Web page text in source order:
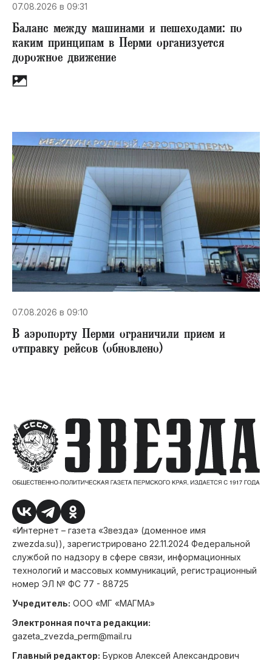
07.08.2026 в 09:31
Баланс между машинами и пешеходами: по
каким принципам в Перми организуется
дорожное движение
07.08.2026 в 09:10
В аэропорту Перми ограничили прием и
отправку рейсов (обновлено)
«Интернет – газета «Звезда» (доменное имя
zwezda.su)), зарегистрировано 22.11.2024 Федеральной
службой по надзору в сфере связи, информационных
технологий и массовых коммуникаций, регистрационный
номер ЭЛ № ФС 77 - 88725
Учредитель: ООО «МГ «МАГМА»
Электронная почта редакции:
gazeta_zvezda_perm@mail.ru
Главный редактор: Бурков Алексей Александрович